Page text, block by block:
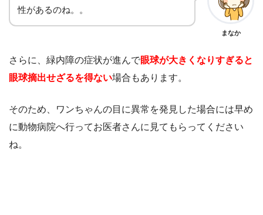
性があるのね。。
まなか
さらに、緑内障の症状が進んで眼球が大きくなりすぎると
眼球摘出せざるを得ない場合もあります。
そのため、ワンちゃんの目に異常を発見した場合には早め
に動物病院へ行ってお医者さんに見てもらってください
ね。